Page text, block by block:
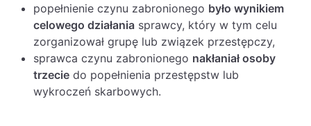
popełnienie czynu zabronionego było wynikiem
celowego działania sprawcy, który w tym celu
zorganizował grupę lub związek przestępczy,
sprawca czynu zabronionego nakłaniał osoby
trzecie do popełnienia przestępstw lub
wykroczeń skarbowych.